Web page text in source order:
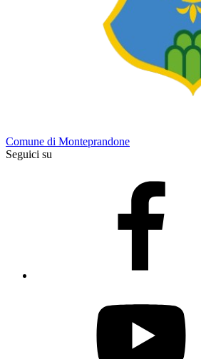
Comune di Monteprandone
Seguici su